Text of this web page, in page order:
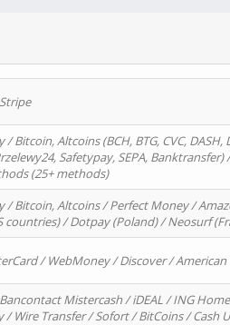
Bitcoin, Altcoins (BCH, BTG, CVC, DASH,
Safetypay, SEPA,
(25+ methods)
/ Bitcoin, Altcoins / Perfect Money /
countries) / Dotpay (Poland) / Neosurf
/ WebMoney / Discover /
Mistercash / iDEAL / ING
/ Wire Transfer / Sofort / BitCoins / Cash